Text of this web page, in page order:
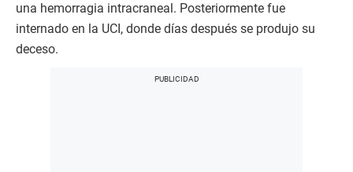
una hemorragia intracraneal. Posteriormente fue
internado en la UCI, donde días después se produjo su
deceso.